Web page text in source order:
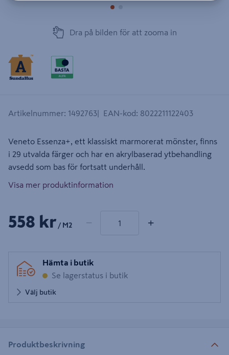
Dra på bilden för att zooma in
Artikelnummer: 1492763 EAN-kod: 8022211122403
Veneto Essenza+, ett klassiskt marmorerat mönster, finns
i 29 utvalda färger och har en akrylbaserad ytbehandling
avsedd som bas för fortsatt underhåll.
Visa mer produktinformation
558 kr / M2 − +
Hämta i butik
Se lagerstatus i butik
Välj butik
Produktbeskrivning